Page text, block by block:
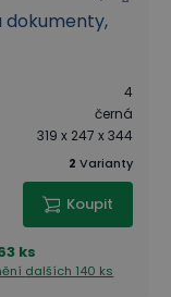
dokumenty,
4
černá
319 x 247 x 344
2 Varianty
Koupit
ks
dalších 140 ks